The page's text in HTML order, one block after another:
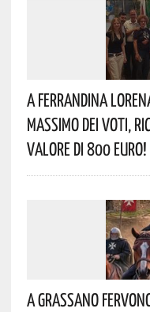
A Ferrandina
Massimo Dei Voti,
Valore Di 800
A Grassano